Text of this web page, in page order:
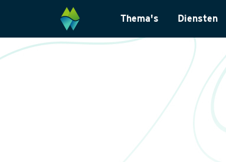
Thema's
Energietransitie
Natuurinclusief
Klimaatadaptatie
Diensten